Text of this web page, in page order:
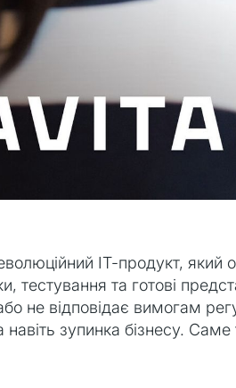
ІТ-продукт,
тестування та готові
не відповідає вимогам
навіть зупинка бізнесу.